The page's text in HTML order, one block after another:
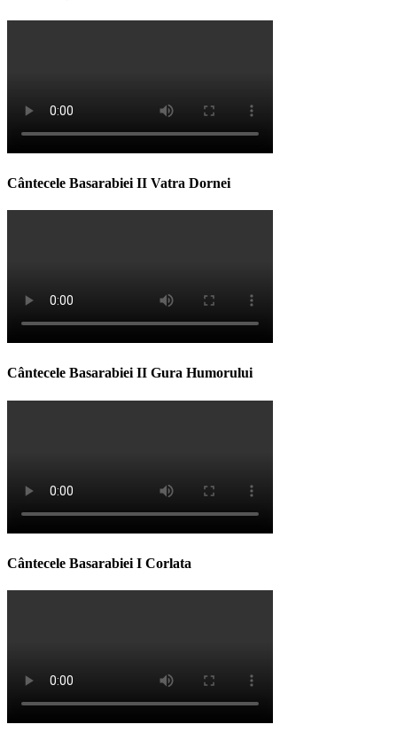
Cântecele Basarabiei II Vatra Dornei
Cântecele Basarabiei II Gura Humorului
Cântecele Basarabiei I Corlata